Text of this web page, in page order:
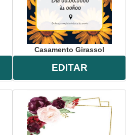
Casamento Girassol
EDITAR